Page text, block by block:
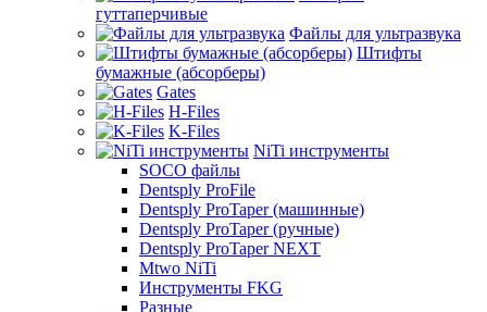
гуттаперчивые
Файлы для ультразвука
Штифты
бумажные (абсорберы)
Gates
H-Files
K-Files
NiTi инструменты
SOCO файлы
Dentsply ProFile
Dentsply ProTaper (машинные)
Dentsply ProTaper (ручные)
Dentsply ProTaper NEXT
Mtwo NiTi
Инструменты FKG
Разные